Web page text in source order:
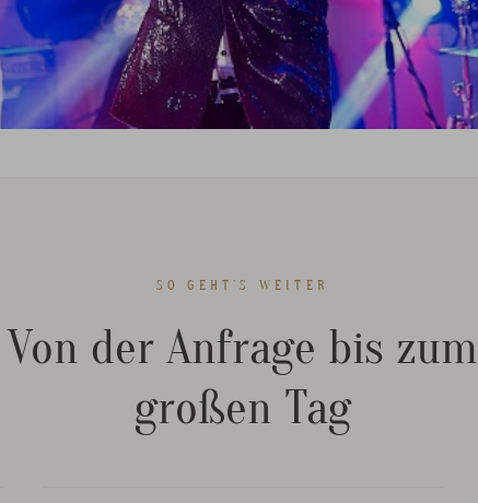
SO GEHT’S WEITER
Von der Anfrage bis zum
großen Tag